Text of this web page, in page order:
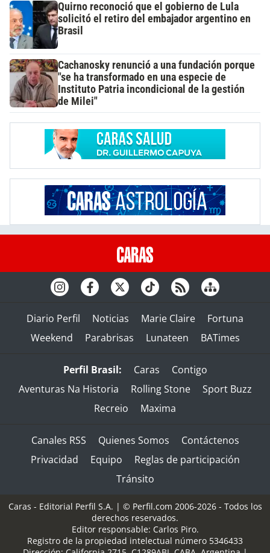
Quirno reconoció que el gobierno de Lula
solicitó el retiro del embajador argentino en
Brasil
Cachanosky renunció a una fundación porque
"se ha transformado en una especie de
Instituto Patria incondicional de la gestión
de Milei"
Diario Perfil Noticias Marie Claire
Fortuna
Weekend
Parabrisas Lunateen BATimes
Perfil Brasil: Caras
Contigo
Aventuras Na Historia
Rolling Stone
Sport Buzz
Recreio
Maxima
Canales RSS Quienes Somos
Contáctenos
Privacidad
Equipo
Reglas de participación
Tránsito
Caras - Editorial Perfil S.A. | © Perfil.com 2006-2026 - Todos los
derechos reservados.
Editor responsable: Carlos Piro.
Registro de la propiedad intelectual número 5346433